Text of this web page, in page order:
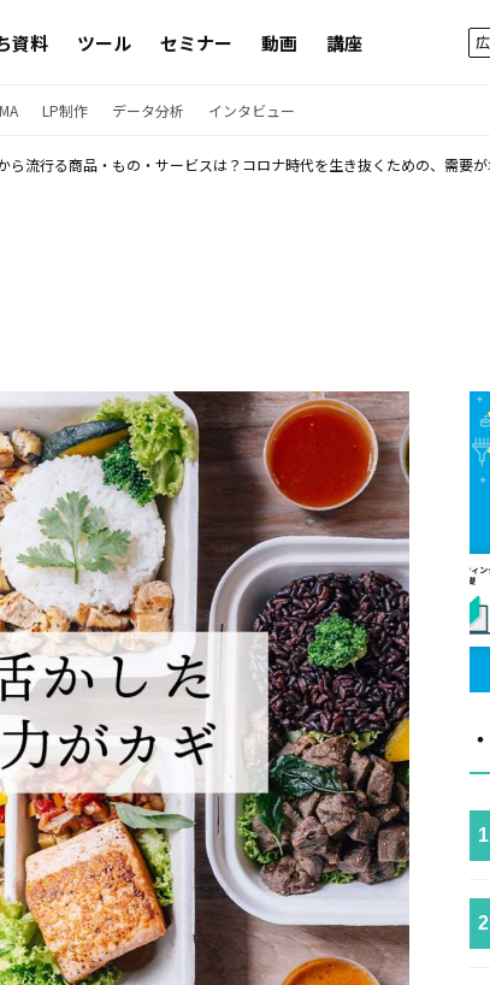
資料 ツール セミナー 動画 講座
MA LP制作 データ分析 インタビュー
ら流行る商品・もの・サービスは？コロナ時代を生き抜くための、需要